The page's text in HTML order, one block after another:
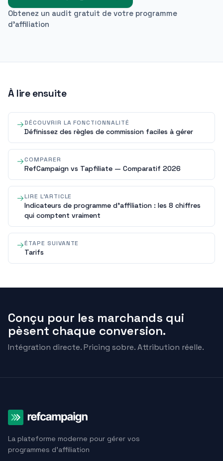
Obtenez un audit gratuit de votre programme
d'affiliation
À lire ensuite
DÉCOUVRIR LA FONCTIONNALITÉ
Définissez des règles de commission faciles à gérer
COMPARER
RefCampaign vs Tapfiliate — Comparatif 2026
LIRE L'ARTICLE
Indicateurs de programme d'affiliation : les 8 chiffres
qui comptent vraiment
ÉTAPE SUIVANTE
Tarifs
Conçu pour les marchands qui
pèsent chaque conversion.
Intégration directe. Pricing sobre. Attribution réelle.
La plateforme moderne pour gérer vos
programmes d'affiliation